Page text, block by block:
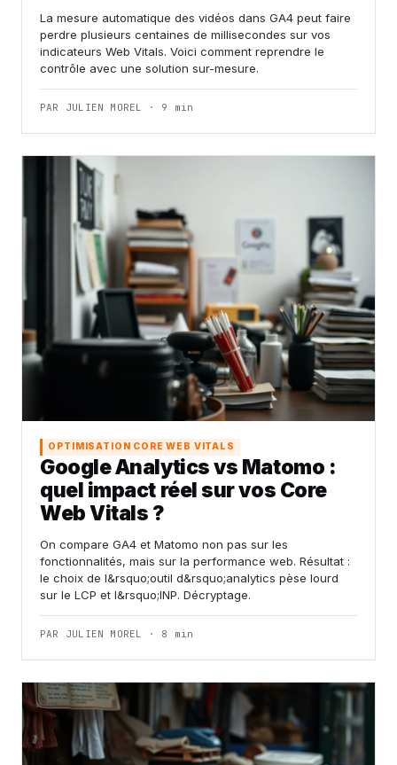
La mesure automatique des vidéos dans GA4 peut faire
perdre plusieurs centaines de millisecondes sur vos
indicateurs Web Vitals. Voici comment reprendre le
contrôle avec une solution sur-mesure.
PAR JULIEN MOREL · 9 min
OPTIMISATION CORE WEB VITALS
Google Analytics vs Matomo :
quel impact réel sur vos Core
Web Vitals ?
On compare GA4 et Matomo non pas sur les
fonctionnalités, mais sur la performance web. Résultat :
le choix de l&rsquo;outil d&rsquo;analytics pèse lourd
sur le LCP et l&rsquo;INP. Décryptage.
PAR JULIEN MOREL · 8 min